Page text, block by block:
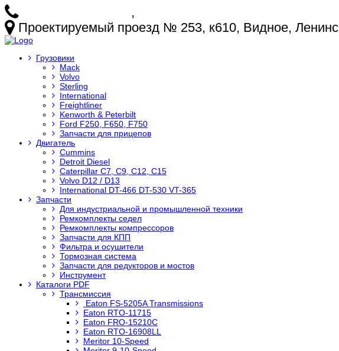
,
Проектируемый проезд № 253, к610, Видное,
Грузовики
Mack
Volvo
Sterling
International
Freightliner
Kenworth & Peterbilt
Ford F250, F650, F750
Запчасти для прицепов
Двигатель
Cummins
Detroit Diesel
Caterpillar C7, C9, C12, C15
Volvo D12 / D13
International DT-466 DT-530 VT-365
Запчасти
Для индустриальной и промышленной техники
Ремкомплекты седел
Ремкомплекты компрессоров
Запчасти для КПП
Фильтра и осушители
Тормозная система
Запчасти для редукторов и мостов
Инструмент
Каталоги PDF
Трансмиссия
Eaton FS-5205A Transmissions
Eaton RTO-11715
Eaton FRO-15210C
Eaton RTO-16908LL
Meritor 10-Speed